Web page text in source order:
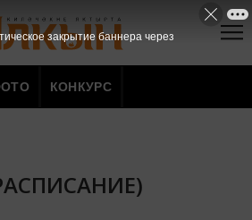
КОНКУРС
закрытие баннера через